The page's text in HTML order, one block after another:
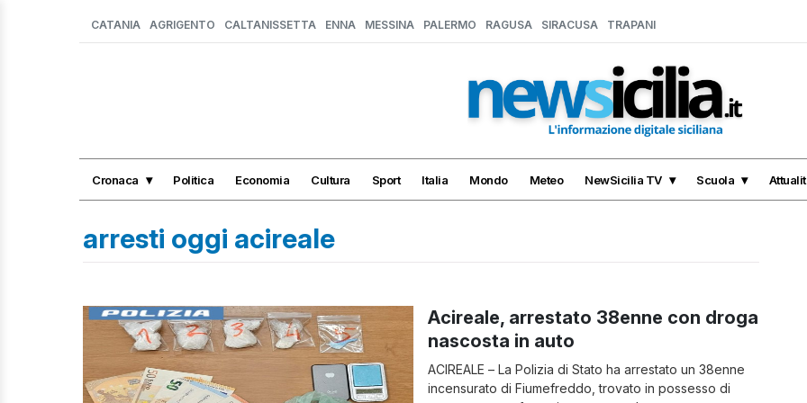
CATANIA AGRIGENTO CALTANISSETTA ENNA MESSINA PALERMO RAGUSA SIRACUSA TRAPANI
Cronaca Politica Economia Cultura Sport Italia Mondo Meteo NewSicilia TV Scuola
arresti oggi acireale
Acireale, arrestato 38enne con droga
nascosta in auto
ACIREALE – La Polizia di Stato ha arrestato un 38enne
incensurato di Fiumefreddo, trovato in possesso di